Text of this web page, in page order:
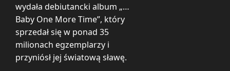
wydała debiutancki album „…
Baby One More Time”, który
sprzedał się w ponad 35
milionach egzemplarzy i
przyniósł jej światową sławę.